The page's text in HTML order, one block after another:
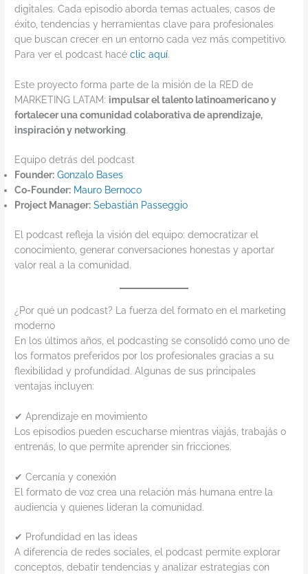
digitales. Cada episodio aborda temas actuales, casos de
éxito, tendencias y herramientas clave para profesionales
que buscan crecer en un entorno cada vez más competitivo.
Para ver el podcast hacéclic aquí.
Este proyecto forma parte de la misión de la RED de
MARKETING LATAM: impulsar el talento latinoamericano y
fortalecer una comunidad colaborativa de aprendizaje,
inspiración y networking.
Equipo detrás del podcast
Founder: Gonzalo Bases
Co-Founder: Mauro Bernoco
Project Manager: Sebastián Passeggio
El podcast refleja la visión del equipo: democratizar el
conocimiento, generar conversaciones honestas y aportar
valor real a la comunidad.
¿Por qué un podcast? La fuerza del formato en el marketing
moderno
En los últimos años, el podcasting se consolidó como uno de
los formatos preferidos por los profesionales gracias a su
flexibilidad y profundidad. Algunas de sus principales
ventajas incluyen:
✔ Aprendizaje en movimiento
Los episodios pueden escucharse mientras viajás, trabajás o
entrenás, lo que permite aprender sin fricciones.
✔ Cercanía y conexión
El formato de voz crea una relación más humana entre la
audiencia y quienes lideran la comunidad.
✔ Profundidad en las ideas
A diferencia de redes sociales, el podcast permite explorar
conceptos, debatir tendencias y analizar estrategias con